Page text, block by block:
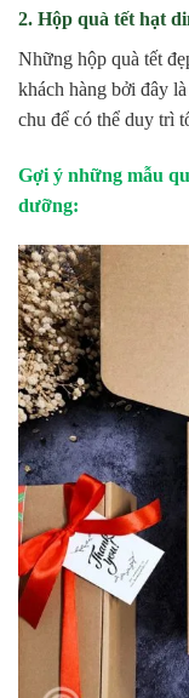
2. Hộp quà tết hạt
Những hộp quà tết
khách hàng bởi đây
chu để có thể duy trì
Gợi ý những mẫu
dưỡng: